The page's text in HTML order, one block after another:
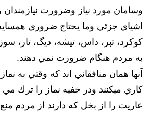
وسامان مورد نياز وضرورت نيازمندان
اشياي جزئي وما يحتاج ضروري
كوكرد، تبر، داس، تيشه، ديگ، تار،
به مردم هنگام ضرورت نمي دهند.
آنها همان منافقاني اند كه وقتي به
كاري ميكنند ودر خفيه نماز را ترك مي
عاريت را از بخل كه دارند از مردم